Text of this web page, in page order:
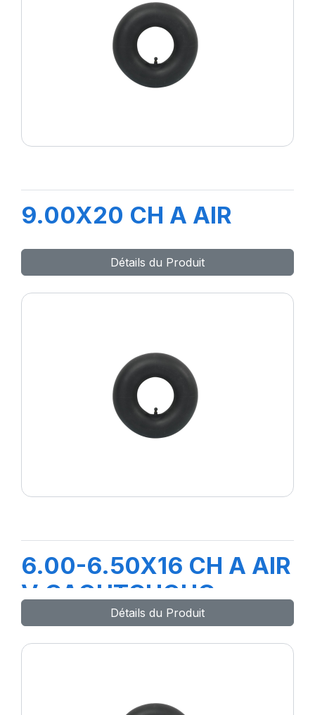
9.00X20 CH A AIR
Détails du Produit
6.00-6.50X16 CH A AIR
V CAOUTCHOUC
Détails du Produit